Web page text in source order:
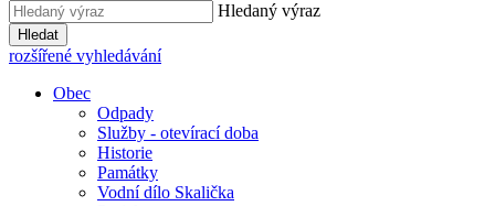
Hledaný výraz
Hledat
rozšířené vyhledávání
Obec
Odpady
Služby - otevírací doba
Historie
Památky
Vodní dílo Skalička